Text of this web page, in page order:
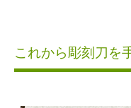
これから彫刻刀を